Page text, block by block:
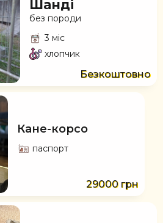
Шанді
без породи
3 міс
хлопчик
Безкоштовно
Кане-корсо
паспорт
29000 грн